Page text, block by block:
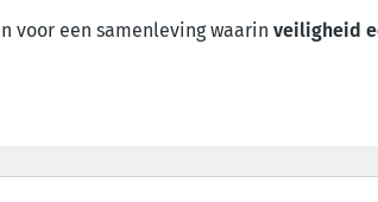
voor een samenleving waarin veiligheid